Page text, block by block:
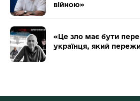
війною»
«Це зло має бути
українця, який